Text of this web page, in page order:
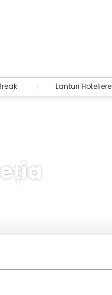
Lanturi Hoteliere